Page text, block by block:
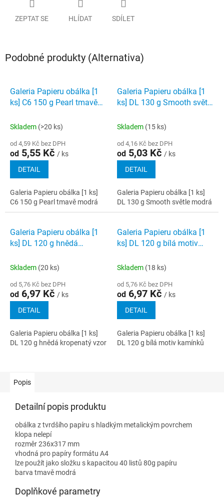
ZEPTAT SE HLÍDAT SDÍLET
Podobné produkty (Alternativa)
Galeria Papieru obálka [1
ks] C6 150 g Pearl tmavě
Skladem (>20 ks)
od 4,59 Kč bez DPH
od 5,55 Kč / ks
DETAIL
Galeria Papieru obálka [1 ks]
C6 150 g Pearl tmavě modrá
Galeria Papieru obálka [1
ks] DL 130 g Smooth světle
Skladem (15 ks)
od 4,16 Kč bez DPH
od 5,03 Kč / ks
DETAIL
Galeria Papieru obálka [1 ks]
DL 130 g Smooth světle modrá
Galeria Papieru obálka [1
ks] DL 120 g hnědá
Skladem (20 ks)
od 5,76 Kč bez DPH
od 6,97 Kč / ks
DETAIL
Galeria Papieru obálka [1 ks]
DL 120 g hnědá kropenatý vzor
Galeria Papieru obálka [1
ks] DL 120 g bílá motiv
Skladem (18 ks)
od 5,76 Kč bez DPH
od 6,97 Kč / ks
DETAIL
Galeria Papieru obálka [1 ks]
DL 120 g bílá motiv kamínků
Popis
Detailní popis produktu
obálka z tvrdšího papíru s hladkým metalickým povrchem
klopa nelepí
rozměr 236x317 mm
vhodná pro papíry formátu A4
lze použít jako složku s kapacitou 40 listů 80g papíru
barva tmavě modrá
Doplňkové parametry